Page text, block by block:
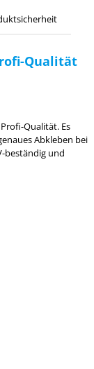
Qualität
Qualität. Es
Abkleben bei
beständig und